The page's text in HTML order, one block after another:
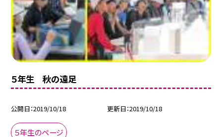
５年生 秋の遠足
公開日 2019/10/18 更新日 2019/10/18
５年生のページ